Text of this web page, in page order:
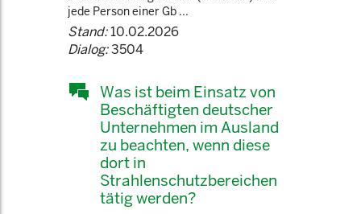
jede Person einer Gb ...
Stand:10.02.2026
Dialog:3504
Was ist beim Einsatz von
Beschäftigten deutscher
Unternehmen im Ausland
zu beachten, wenn diese
dort in
Strahlenschutzbereichen
tätig werden?